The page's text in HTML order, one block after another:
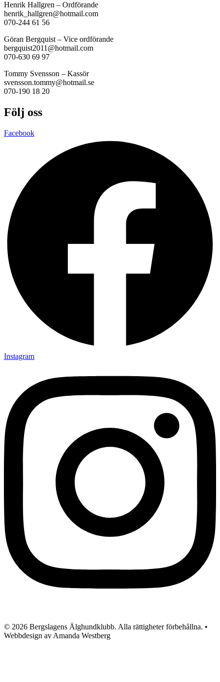
Henrik Hallgren – Ordförande
henrik_hallgren@hotmail.com
070-244 61 56
Göran Bergquist – Vice ordförande
bergquist2011@hotmail.com
070-630 69 97
Tommy Svensson – Kassör
svensson.tommy@hotmail.se
070-190 18 20
Följ oss
Facebook
Instagram
© 2026 Bergslagens Älghundklubb. Alla rättigheter förbehållna. •
Webbdesign av Amanda Westberg